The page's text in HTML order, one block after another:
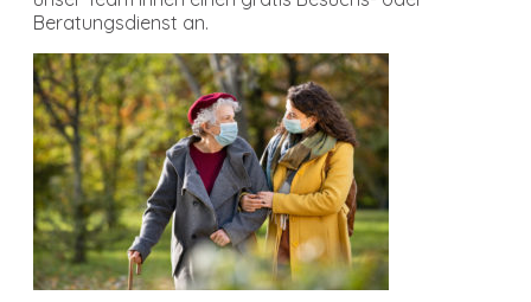
Beratungsdienst an.